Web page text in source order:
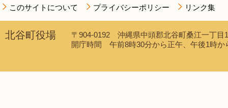
このサイトについて プライバシーポリシー リンク集
北谷町役場
〒904-0192 沖縄県中頭郡北谷町桑江一丁
開庁時間 午前8時30分から正午、午後1時か